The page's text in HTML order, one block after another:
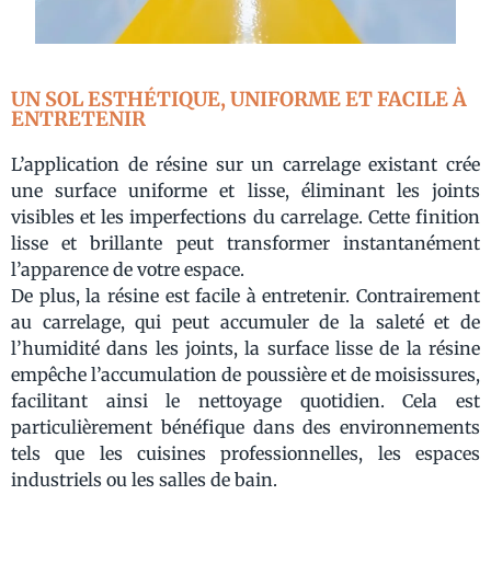
UN SOL ESTHÉTIQUE, UNIFORME ET FACILE À
ENTRETENIR
L’application de résine sur un carrelage existant crée
une surface uniforme et lisse, éliminant les joints
visibles et les imperfections du carrelage. Cette finition
lisse et brillante peut transformer instantanément
l’apparence de votre espace.
De plus, la résine est facile à entretenir. Contrairement
au carrelage, qui peut accumuler de la saleté et de
l’humidité dans les joints, la surface lisse de la résine
empêche l’accumulation de poussière et de moisissures,
facilitant ainsi le nettoyage quotidien. Cela est
particulièrement bénéfique dans des environnements
tels que les cuisines professionnelles, les espaces
industriels ou les salles de bain.